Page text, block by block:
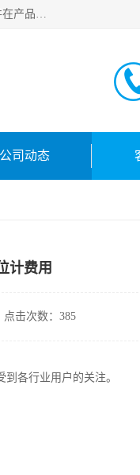
河南福瑞德仪表有限公司是生产销售电容液位计、液氨液位计、小量程液位计定制、智能锅炉水位计、液氮液位计等；并在产品开发、研制的过程中，吸取国内外仪器仪表的技术精华，建立了一支高、精、尖的科研开发队伍，使产品性能不断升级。
公司动态
计费用
点击次数：385
各行业用户的关注。